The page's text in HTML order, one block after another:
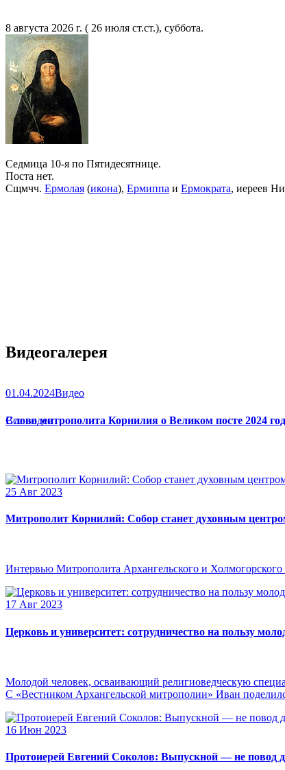
8 августа 2026 г. ( 26 июля ст.ст.), суббота.
Седмица 10-я по Пятидесятнице.
Поста нет.
Сщмчч. Ермолая (икона), Ермиппа и Ермократа, иереев
Видеогалерея
01.04.2024Видео
Слово митрополита Корнилия о Великом посте 2024
Все видео
25 Авг 2023
Митрополит Корнилий: Собор станет духовным
Интервью Митрополита Архангельского и
17 Авг 2023
Церковь и университет: сотрудничество на пользу
Молодой человек, осваивающий религиоведческую
С «Вестником Архангельской митрополии» Иван
16 Июн 2023
Протоиерей Евгений Соколов: Выпускной — не повод